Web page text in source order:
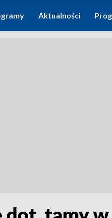
Aktualności